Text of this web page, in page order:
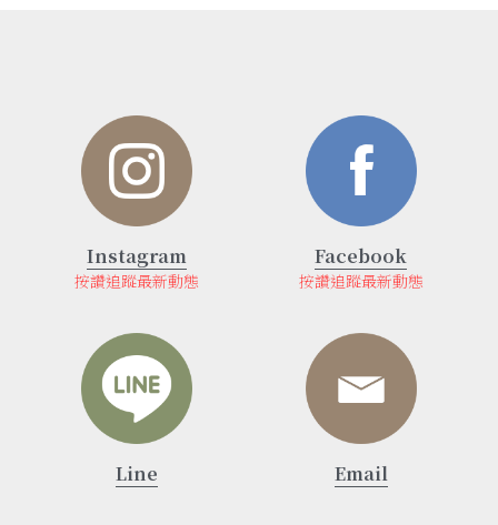
Instagram
按讚追蹤最新動態
Facebook
按讚追蹤最新動態
Line Email